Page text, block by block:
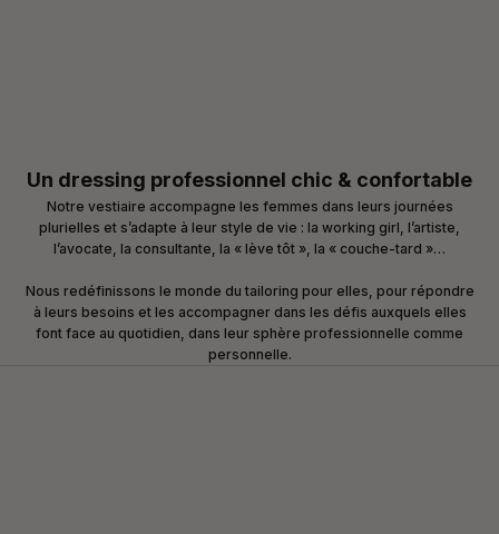
Un dressing professionnel chic & confortable
Notre vestiaire accompagne les femmes dans leurs journées
plurielles et s’adapte à leur style de vie : la working girl, l’artiste,
l’avocate, la consultante, la « lève tôt », la « couche-tard »…
Nous redéfinissons le monde du tailoring pour elles, pour répondre
à leurs besoins et les accompagner dans les défis auxquels elles
font face au quotidien, dans leur sphère professionnelle comme
personnelle.